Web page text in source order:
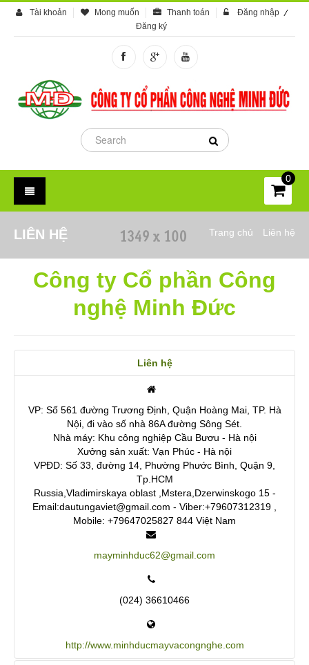
Tài khoản Mong muốn Thanh toán
Đăng nhập
Đăng ký
0
LIÊN HỆ Trang chủ Liên hệ
Công ty Cổ phần Công
nghệ Minh Đức
Liên hệ
VP: Số 561 đường Trương Định, Quận Hoàng Mai, TP. Hà
Nội, đi vào số nhà 86A đường Sông Sét.
Nhà máy: Khu công nghiệp Cầu Bươu - Hà nội
Xưởng sản xuất: Vạn Phúc - Hà nội
VPĐD: Số 33, đường 14, Phường Phước Bình, Quận 9,
Tp.HCM
Russia,Vladimirskaya oblast ,Mstera,Dzerwinskogo 15 -
Email:dautungaviet@gmail.com - Viber:+79607312319 ,
Mobile: +79647025827 844 Việt Nam
mayminhduc62@gmail.com
(024) 36610466
http://www.minhducmayvacongnghe.com